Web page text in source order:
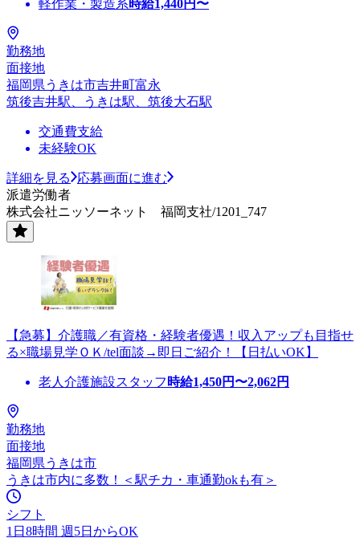
軽作業・製造系時給1,440円〜
勤務地
面接地
福岡県うきは市吉井町富永
筑後吉井駅、うきは駅、筑後大石駅
交通費支給
未経験OK
詳細を見る
応募画面に進む
派遣労働者
株式会社ニッソーネット 福岡支社/1201_747
【急募】介護職／有資格・経験者優遇！収入アップも目指せ
る×職場見学ＯＫ/tel面談→即日ご紹介！【日払いOK】
老人介護施設スタッフ 時給1,450円〜2,062円
勤務地
面接地
福岡県うきは市
うきは市内に多数！＜駅チカ・車通勤okも有＞
シフト
1日8時間 週5日からOK